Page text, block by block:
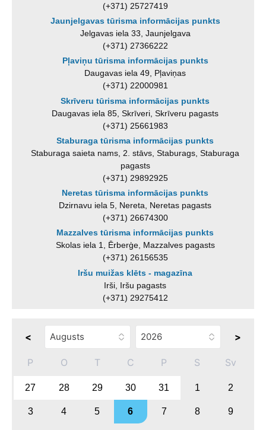
(+371) 25727419
Jaunjelgavas tūrisma informācijas punkts
Jelgavas iela 33, Jaunjelgava
(+371) 27366222
Pļaviņu tūrisma informācijas punkts
Daugavas iela 49, Pļaviņas
(+371) 22000981
Skrīveru tūrisma informācijas punkts
Daugavas iela 85, Skrīveri, Skrīveru pagasts
(+371) 25661983
Staburaga tūrisma informācijas punkts
Staburaga saieta nams, 2. stāvs, Staburags, Staburaga
pagasts
(+371) 29892925
Neretas tūrisma informācijas punkts
Dzirnavu iela 5, Nereta, Neretas pagasts
(+371) 26674300
Mazzalves tūrisma informācijas punkts
Skolas iela 1, Ērberģe, Mazzalves pagasts
(+371) 26156535
Iršu muižas klēts - magazīna
Irši, Iršu pagasts
(+371) 29275412
< >
P O T C P S Sv
27 28 29 30 31 1 2
3 4 5 6 7 8 9